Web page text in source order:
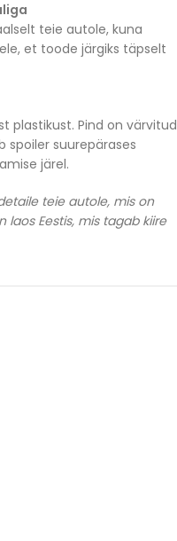
teie autole, kuna
et toode järgiks täpselt
plastikust. Pind on värvitud
spoiler suurepärases
järel.
teie autole, mis on
Eestis, mis tagab kiire